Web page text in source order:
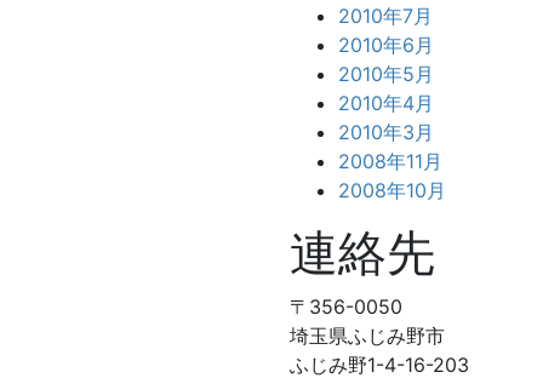
2010年7月
2010年6月
2010年5月
2010年4月
2010年3月
2008年11月
2008年10月
連絡先
〒356-0050
埼玉県ふじみ野市
ふじみ野1-4-16-203